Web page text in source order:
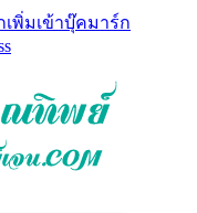
เพิ่มเข้าบุ๊คมาร์ก